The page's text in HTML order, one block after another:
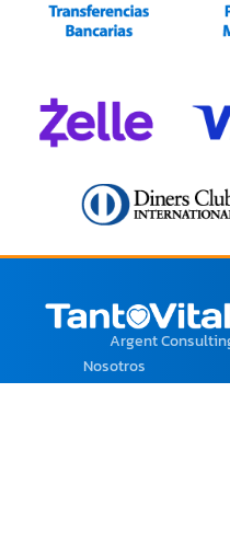
Argent
Nosotros